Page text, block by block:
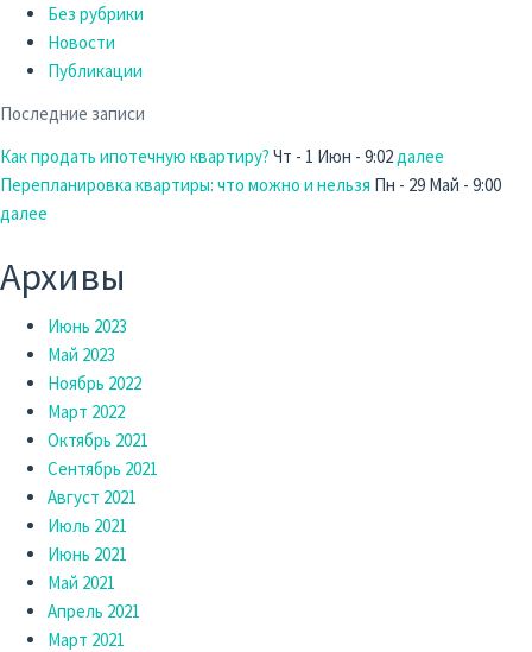
Без рубрики
Новости
Публикации
Последние записи
Как продать ипотечную квартиру? Чт - 1 Июн - 9:02 далее
Перепланировка квартиры: что можно и нельзя Пн - 29 Май - 9:00
далее
Архивы
Июнь 2023
Май 2023
Ноябрь 2022
Март 2022
Октябрь 2021
Сентябрь 2021
Август 2021
Июль 2021
Июнь 2021
Май 2021
Апрель 2021
Март 2021